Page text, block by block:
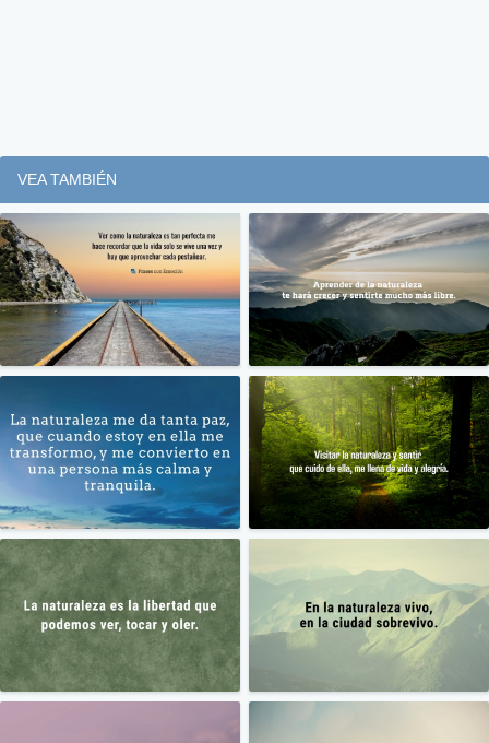
VEA TAMBIÉN